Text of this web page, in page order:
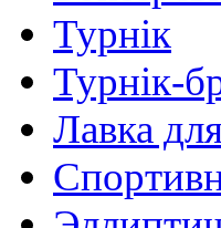
Турнік
Турнік-
Лавка